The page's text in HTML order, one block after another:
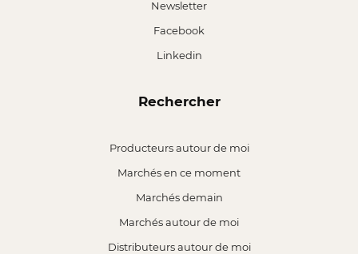
Newsletter
Facebook
Linkedin
Rechercher
Producteurs autour de moi
Marchés en ce moment
Marchés demain
Marchés autour de moi
Distributeurs autour de moi